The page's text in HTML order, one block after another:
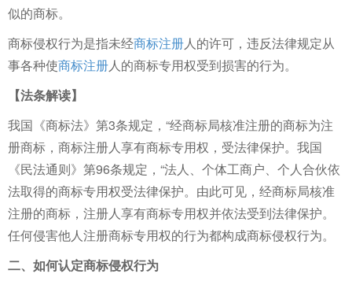
似的商标。
商标侵权行为是指未经商标注册人的许可，违反法律规定从
事各种使商标注册人的商标专用权受到损害的行为。
【法条解读】
我国《商标法》第3条规定，“经商标局核准注册的商标为注
册商标，商标注册人享有商标专用权，受法律保护。我国
《民法通则》第96条规定，“法人、个体工商户、个人合伙依
法取得的商标专用权受法律保护。由此可见，经商标局核准
注册的商标，注册人享有商标专用权并依法受到法律保护。
任何侵害他人注册商标专用权的行为都构成商标侵权行为。
二、如何认定商标侵权行为